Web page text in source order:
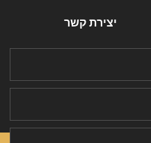
יצירת קשר